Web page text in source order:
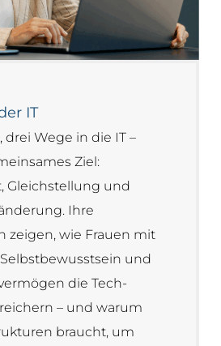
IT
drei Wege in die IT –
Ziel:
Gleichstellung und
Ihre
zeigen, wie Frauen mit
und
die Tech-
– und warum
braucht, um